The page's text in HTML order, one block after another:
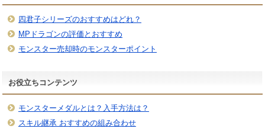
四君子シリーズのおすすめはどれ？
MPドラゴンの評価とおすすめ
モンスター売却時のモンスターポイント
お役立ちコンテンツ
モンスターメダルとは？入手方法は？
スキル継承 おすすめの組み合わせ